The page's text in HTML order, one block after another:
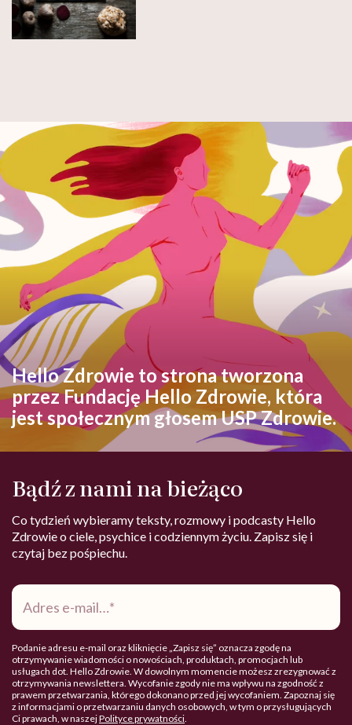
Hello Zdrowie to strona tworzona
przez Fundację Hello Zdrowie, która
jest społecznym głosem USP Zdrowie.
Bądź z nami na bieżąco
Co tydzień wybieramy teksty, rozmowy i podcasty Hello
Zdrowie o ciele, psychice i codziennym życiu. Zapisz się i
czytaj bez pośpiechu.
Adres
mail*
Podanie adresu e-mail oraz kliknięcie „Zapisz się” oznacza zgodę na
otrzymywanie wiadomości o nowościach, produktach, promocjach lub
usługach dot. Hello Zdrowie. W dowolnym momencie możesz zrezygnować z
otrzymywania newslettera. Wycofanie zgody nie ma wpływu na zgodność z
prawem przetwarzania, którego dokonano przed jej wycofaniem. Zapoznaj się
z informacjami o przetwarzaniu danych osobowych, w tym o przysługujących
Ci prawach, w naszejPolityce prywatności